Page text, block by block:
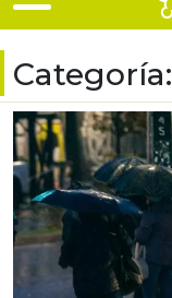
Categoría: